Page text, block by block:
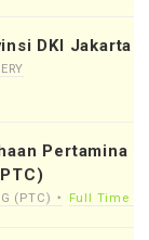
DKI Jakarta
Pertamina
(PTC) Full Time